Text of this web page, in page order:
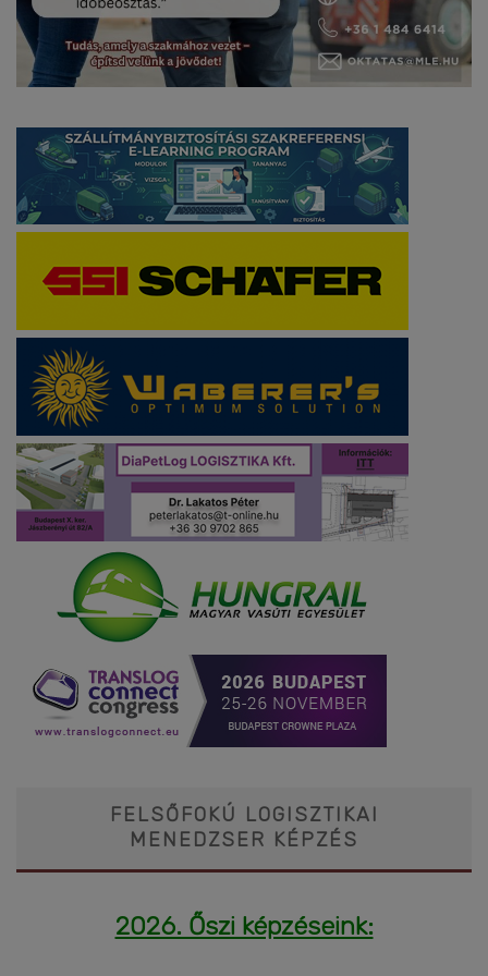
FELSŐFOKÚ LOGISZTIKAI
MENEDZSER KÉPZÉS
2026. Őszi képzéseink: